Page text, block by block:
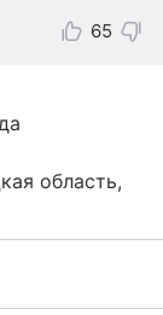
65
область,